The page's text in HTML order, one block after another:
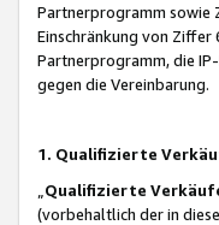
Partnerprogramm sowie
Einschränkung von
Partnerprogramm, die
gegen die Vereinbarung.
1. Qualifizierte
Qualifizierte
(vorbehaltlich der in